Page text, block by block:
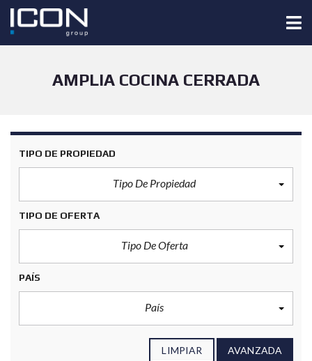
AMPLIA COCINA CERRADA
TIPO DE PROPIEDAD
Tipo De Propiedad
TIPO DE OFERTA
Tipo De Oferta
PAÍS
País
LIMPIAR AVANZADA